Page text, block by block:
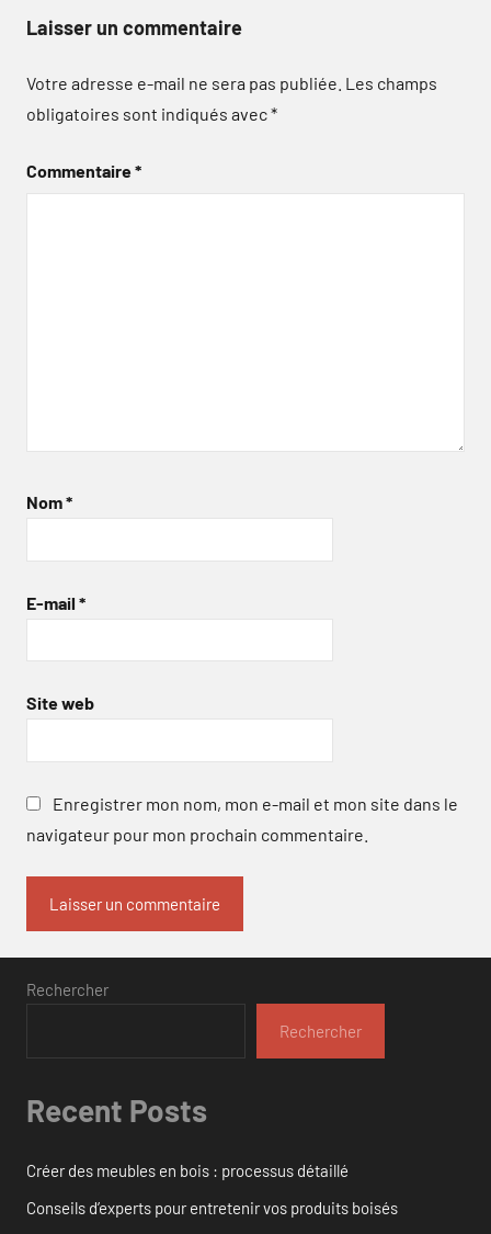
Laisser un commentaire
Votre adresse e-mail ne sera pas publiée. Les champs
obligatoires sont indiqués avec*
Commentaire*
Nom*
E-mail *
Site web
Enregistrer mon nom, mon e-mail et mon site dans le
navigateur pour mon prochain commentaire.
Rechercher
Rechercher
Recent Posts
Créer des meubles en bois : processus détaillé
Conseils d’experts pour entretenir vos produits boisés